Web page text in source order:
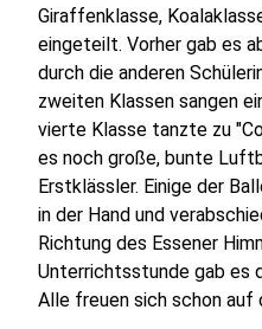
Giraffenklasse,
eingeteilt. Vorher gab es
durch die anderen
zweiten Klassen sangen
vierte Klasse tanzte zu
es noch große, bunte
Erstklässler. Einige der
in der Hand und
Richtung des Essener
Unterrichtsstunde gab es
Alle freuen sich schon auf